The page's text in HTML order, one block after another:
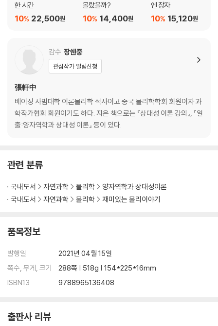
한 시간
22,500원
10%
몰랐을까?
14,400원
10%
엔 장자
15,120원
10%
감수 장쉔중
관심작가 알림신청
張軒中
베이징 사범대학 이론물리학 석사이고 중국 물리학학회 회원이자 과
학작가협회 회원이기도 하다. 지은 책으로는 『상대성 이론 강의』, 『일
출:양자역학과 상대성 이론』 등이 있다.
관련 분류
국내도서 자연과학 물리학
양자역학과 상대성이론
국내도서
자연과학 물리학 재미있는 물리이야기
품목정보
발행일
2021년 04월 15일
쪽수, 무게, 크기
288쪽 | 518g | 154*225*16mm
ISBN13
9788965136408
출판사 리뷰